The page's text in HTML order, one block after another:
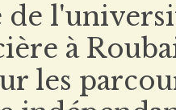
à
les